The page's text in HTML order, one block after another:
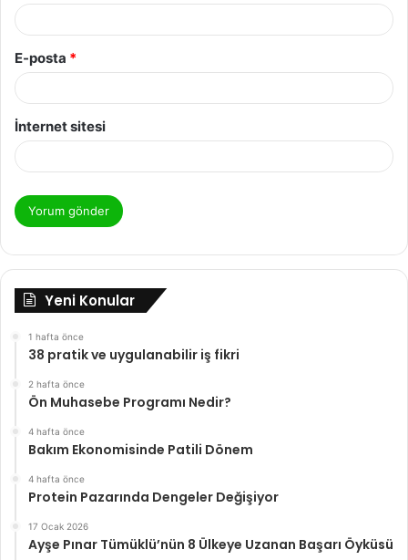
E-posta *
İnternet sitesi
Yeni Konular
1 hafta önce
38 pratik ve uygulanabilir iş fikri
2 hafta önce
Ön Muhasebe Programı Nedir?
4 hafta önce
Bakım Ekonomisinde Patili Dönem
4 hafta önce
Protein Pazarında Dengeler Değişiyor
17 Ocak 2026
Ayşe Pınar Tümüklü’nün 8 Ülkeye Uzanan Başarı Öyküsü